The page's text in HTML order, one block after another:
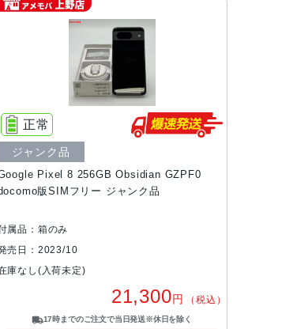
Pixel 8 256GB Obsidian GZPF0
版SIMフリー ジャンク品
正常
ジャンク品
属品：箱のみ
売日：2023/10
庫なし(入荷未定)
21,300円 （税込）
17時までのご注文で当日発送※休日を除く